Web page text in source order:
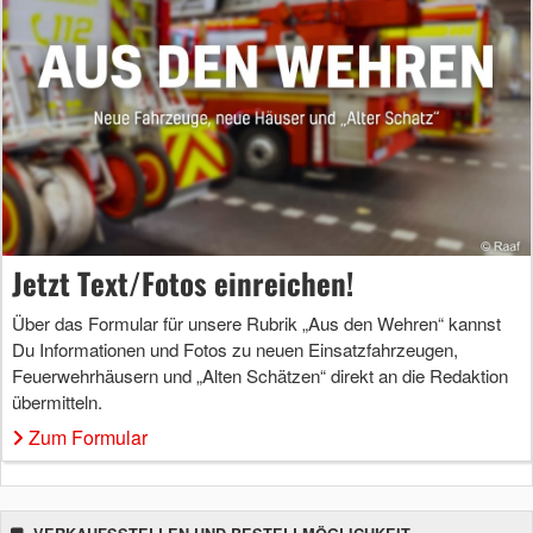
Jetzt Text/Fotos einreichen!
Über das Formular für unsere Rubrik „Aus den Wehren“ kannst
Du Informationen und Fotos zu neuen Einsatzfahrzeugen,
Feuerwehrhäusern und „Alten Schätzen“ direkt an die Redaktion
übermitteln.
Zum Formular